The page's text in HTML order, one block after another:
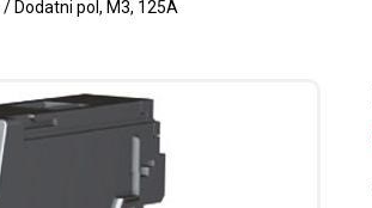
/ Dodatni pol, M3, 125A